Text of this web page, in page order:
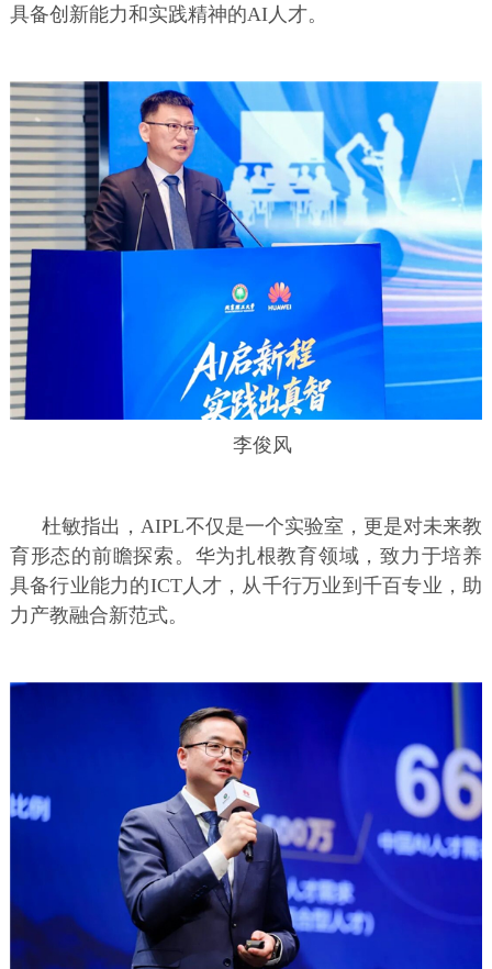
具备创新能力和实践精神的AI人才。
李俊风
杜敏指出，AIPL不仅是一个实验室，更是对未来教
育形态的前瞻探索。华为扎根教育领域，致力于培养
具备行业能力的ICT人才，从千行万业到千百专业，助
力产教融合新范式。